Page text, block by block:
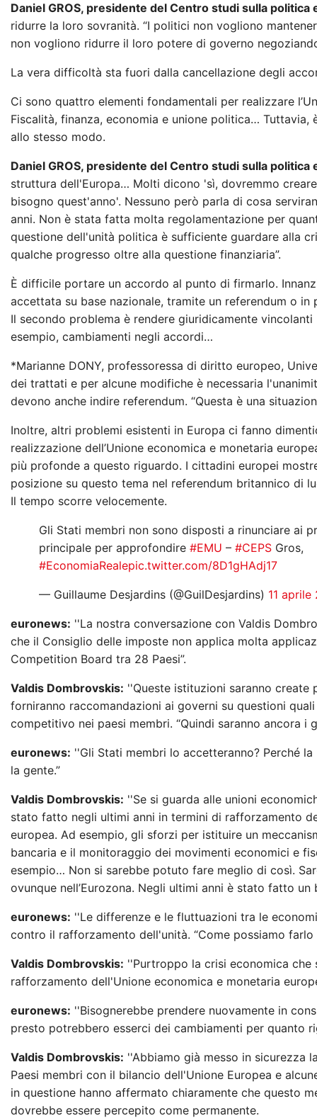
Daniel GROS, presidente del Centro studi sulla politica
ridurre la loro sovranità. “I politici non vogliono
non vogliono ridurre il loro potere di governo
La vera difficoltà sta fuori dalla cancellazione degli
Ci sono quattro elementi fondamentali per realizzare
Fiscalità, finanza, economia e unione politica…
allo stesso modo.
Daniel GROS, presidente del Centro studi sulla politica
struttura dell'Europa… Molti dicono 'sì, dovremmo
bisogno quest'anno'. Nessuno però parla di cosa
anni. Non è stata fatta molta regolamentazione per
questione dell'unità politica è sufficiente guardare alla
qualche progresso oltre alla questione finanziaria”.
È difficile portare un accordo al punto di firmarlo.
accettata su base nazionale, tramite un referendum o in
Il secondo problema è rendere giuridicamente
esempio, cambiamenti negli accordi…
*Marianne DONY, professoressa di diritto europeo,
dei trattati e per alcune modifiche è necessaria
devono anche indire referendum. “Questa è una
Inoltre, altri problemi esistenti in Europa ci fanno
realizzazione dell’Unione economica e monetaria
più profonde a questo riguardo. I cittadini europei
posizione su questo tema nel referendum britannico di
Il tempo scorre velocemente.
Gli Stati membri non sono disposti a rinunciare ai
principale per approfondire #EMU – #CEPS Gros,
#EconomiaRealepic.twitter.com/8D1gHAdj17
— Guillaume Desjardins (@GuilDesjardins) 11 aprile
euronews: ''La nostra conversazione con Valdis
che il Consiglio delle imposte non applica molta
Competition Board tra 28 Paesi”.
Valdis Dombrovskis: ''Queste istituzioni saranno create
forniranno raccomandazioni ai governi su questioni
competitivo nei paesi membri. “Quindi saranno ancora i
euronews: ''Gli Stati membri lo accetteranno? Perché
la gente.”
Valdis Dombrovskis: ''Se si guarda alle unioni
stato fatto negli ultimi anni in termini di rafforzamento
europea. Ad esempio, gli sforzi per istituire un
bancaria e il monitoraggio dei movimenti economici e
esempio… Non si sarebbe potuto fare meglio di così.
ovunque nell’Eurozona. Negli ultimi anni è stato fatto
euronews: ''Le differenze e le fluttuazioni tra le
contro il rafforzamento dell'unità. “Come possiamo farlo
Valdis Dombrovskis: ''Purtroppo la crisi economica
rafforzamento dell'Unione economica e monetaria
euronews: ''Bisognerebbe prendere nuovamente in
presto potrebbero esserci dei cambiamenti per quanto
Valdis Dombrovskis: ''Abbiamo già messo in sicurezza
Paesi membri con il bilancio dell'Unione Europea e
in questione hanno affermato chiaramente che questo
dovrebbe essere percepito come permanente.